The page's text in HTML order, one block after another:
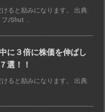
ると励みになります。 出典:
/Shut ...
に３倍に株価を伸ばし
選！！
ると励みになります。 出典: